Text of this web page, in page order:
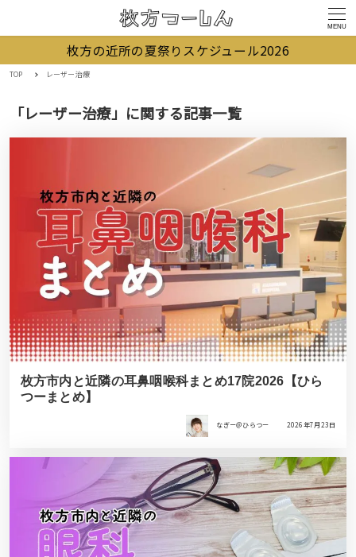
MENU
枚方の近所の夏祭りスケジュール2026
TOP レーザー治療
「レーザー治療」に関する記事一覧
枚方市内と近隣の耳鼻咽喉科まとめ17院2026【ひら
つーまとめ】
なぎー＠ひらつー 2026年7月23日